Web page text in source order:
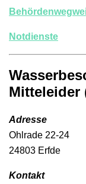
Notdienste
Mitteleider
Adresse
Ohlrade 22-24
24803 Erfde
Kontakt